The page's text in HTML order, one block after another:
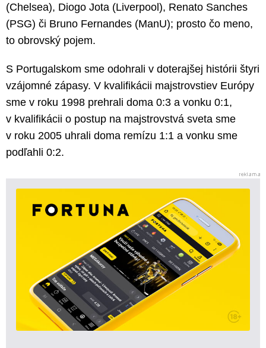
(Chelsea), Diogo Jota (Liverpool), Renato Sanches
(PSG) či Bruno Fernandes (ManU); prosto čo meno,
to obrovský pojem.
S Portugalskom sme odohrali v doterajšej histórii štyri
vzájomné zápasy. V kvalifikácii majstrovstiev Európy
sme v roku 1998 prehrali doma 0:3 a vonku 0:1,
v kvalifikácii o postup na majstrovstvá sveta sme
v roku 2005 uhrali doma remízu 1:1 a vonku sme
podľahli 0:2.